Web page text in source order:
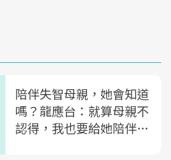
陪伴失智母親，她會知道
嗎？龍應台：就算母親不
認得，我也要給她陪伴和